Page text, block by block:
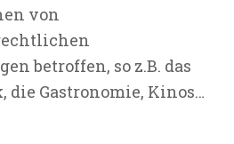
von
betroffen, so z.B. das
die Gastronomie, Kinos…